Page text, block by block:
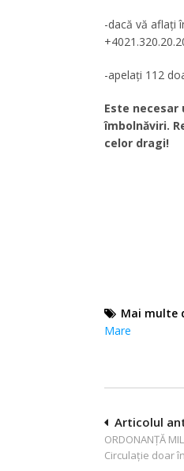
-dacă vă aflaţi
-apelați 112
Este
îmbolnăviri.
celor dragi!
Mai multe
Mare
Navigare
în
Articolul
ORDONANŢĂ
Circulaţie doar